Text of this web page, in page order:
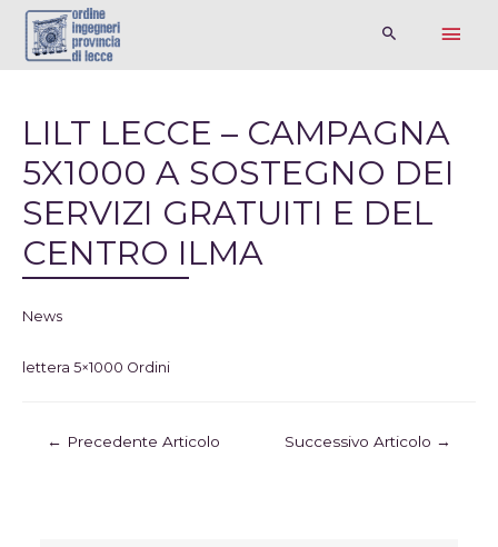
LILT LECCE – CAMPAGNA
5X1000 A SOSTEGNO DEI
SERVIZI GRATUITI E DEL
CENTRO ILMA
News
lettera 5×1000 Ordini
← Precedente Articolo Successivo Articolo →